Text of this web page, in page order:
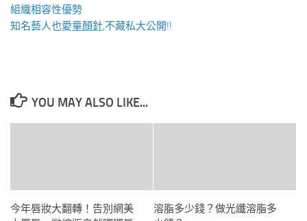
組織相容性優勢
知名藝人也愛童顏針,不藏私大公開!!
YOU MAY ALSO LIKE...
今年唇妝大翻轉！告別網美
溶脂多少錢？做光纖溶脂多